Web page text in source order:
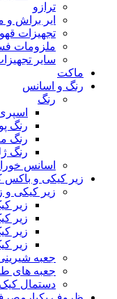
ترازو
ایر براش و
تجهیزات
ملزومات
سایر
ماکت
رنگ و اسانس
رنگ
رنگ
رنگ
رنگ
اسانس
زیر کیکی و باکس
زیر کیکی و
زیر
زیر
زیر
زیر
جعبه
جعبه های
دستمال کیک